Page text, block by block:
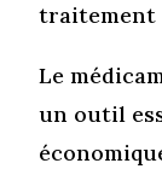
traitement
Le
un outil